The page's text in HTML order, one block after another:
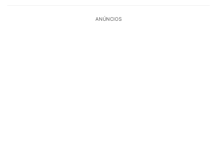
ANÚNCIOS